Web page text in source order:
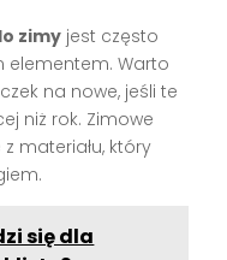
zimy jest często
elementem. Warto
na nowe, jeśli te
niż rok. Zimowe
materiału, który
się dla